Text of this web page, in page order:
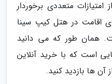
متعددی برخوردار
اقامت در هتل کیپ سینا
همان طور که می دانید
است که با خرید آنلاین
آن ها بازدید کنید.